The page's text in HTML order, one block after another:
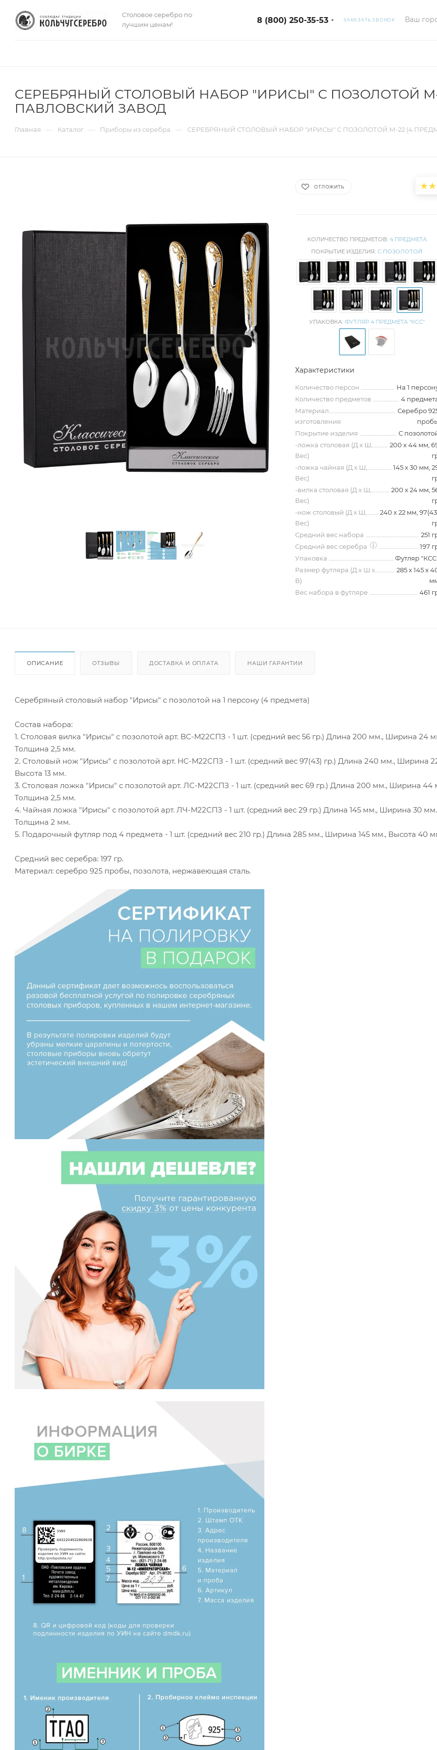
Столовое серебро по
лучшим ценам!
8 (800) 250-35-53 ЗАКАЗАТЬ ЗВОНОК Ваш
СЕРЕБРЯНЫЙ СТОЛОВЫЙ НАБОР "ИРИСЫ" С ПОЗОЛОТОЙ М-
ПАВЛОВСКИЙ ЗАВОД
Главная — Каталог — Приборы из серебра — СЕРЕБРЯНЫЙ СТОЛОВЫЙ НАБОР "ИРИСЫ" С ПОЗОЛОТОЙ М-22 (4
ОТЛОЖИТЬ
КОЛИЧЕСТВО ПРЕДМЕТОВ: 4 ПРЕДМЕТА
ПОКРЫТИЕ ИЗДЕЛИЯ: С ПОЗОЛОТОЙ
УПАКОВКА: ФУТЛЯР 4 ПРЕДМЕТА "КCC"
Характеристики
Количество персон
На 1
Количество предметов
4
Материал
изготовления
Серебро
Покрытие изделия
С
-ложка столовая (Д х Ш,
Вес)
200 х 44 мм,
-ложка чайная (Д х Ш,
Вес)
145 х 30 мм,
-вилка столовая (Д х Ш,
Вес)
200 х 24 мм,
-нож столовый (Д х Ш,
Вес)
240 х 22 мм,
Средний вес набора
251
Средний вес серебра
197
Упаковка
Футляр
Размер футляра (Д х Ш х
В)
285 х 145 х
Вес набора в футляре
461
ОПИСАНИЕ ОТЗЫВЫ ДОСТАВКА И ОПЛАТА НАШИ ГАРАНТИИ
Серебряный столовый набор "Ирисы" с позолотой на 1 персону (4 предмета)
Состав набора:
1. Столовая вилка "Ирисы" с позолотой арт. ВС-М22СПЗ - 1 шт. (средний вес 56 гр.) Длина 200 мм., Ширина 24
Толщина 2,5 мм.
2. Столовый нож "Ирисы" с позолотой арт. НС-М22СПЗ - 1 шт. (средний вес 97(43) гр.) Длина 240 мм., Ширина
Высота 13 мм.
3. Столовая ложка "Ирисы" с позолотой арт. ЛС-М22СПЗ - 1 шт. (средний вес 69 гр.) Длина 200 мм., Ширина 44
Толщина 2,5 мм.
4. Чайная ложка "Ирисы" с позолотой арт. ЛЧ-М22СПЗ - 1 шт. (средний вес 29 гр.) Длина 145 мм., Ширина 30
Толщина 2 мм.
5. Подарочный футляр под 4 предмета - 1 шт. (средний вес 210 гр.) Длина 285 мм., Ширина 145 мм., Высота 40
Средний вес серебра: 197 гр.
Материал: серебро 925 пробы, позолота, нержавеющая сталь.